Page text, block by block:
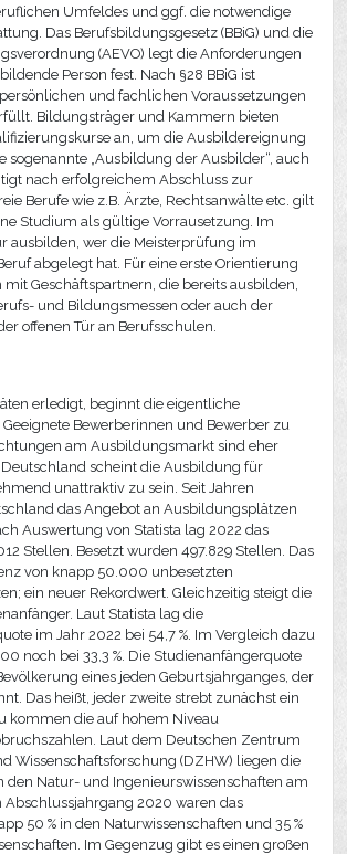
Umfeldes und ggf. die notwendige
Das Berufsbildungsgesetz (BBiG) und die
(AEVO) legt die Anforderungen
Person fest. Nach §28 BBiG ist
und fachlichen Voraussetzungen
Bildungsträger und Kammern bieten
an, um die Ausbildereignung
sogenannte „Ausbildung der Ausbilder“, auch
nach erfolgreichem Abschluss zur
Berufe wie z.B. Ärzte, Rechtsanwälte etc. gilt
Studium als gültige Vorrausetzung. Im
ausbilden, wer die Meisterprüfung im
abgelegt hat. Für eine erste Orientierung
mit Geschäftspartnern, die bereits ausbilden,
und Bildungsmessen oder auch der
offenen Tür an Berufsschulen.
erledigt, beginnt die eigentliche
Bewerberinnen und Bewerber zu
am Ausbildungsmarkt sind eher
scheint die Ausbildung für
unattraktiv zu sein. Seit Jahren
das Angebot an Ausbildungsplätzen
Auswertung von Statista lag 2022 das
Stellen. Besetzt wurden 497.829 Stellen. Das
von knapp 50.000 unbesetzten
ein neuer Rekordwert. Gleichzeitig steigt die
Laut Statista lag die
im Jahr 2022 bei 54,7 %. Im Vergleich dazu
noch bei 33,3 %. Die Studienanfängerquote
eines jeden Geburtsjahrganges, der
Das heißt, jeder zweite strebt zunächst ein
kommen die auf hohem Niveau
Laut dem Deutschen Zentrum
Wissenschaftsforschung (DZHW) liegen die
den Natur- und Ingenieurswissenschaften am
Abschlussjahrgang 2020 waren das
50 % in den Naturwissenschaften und 35 %
Im Gegenzug gibt es einen großen